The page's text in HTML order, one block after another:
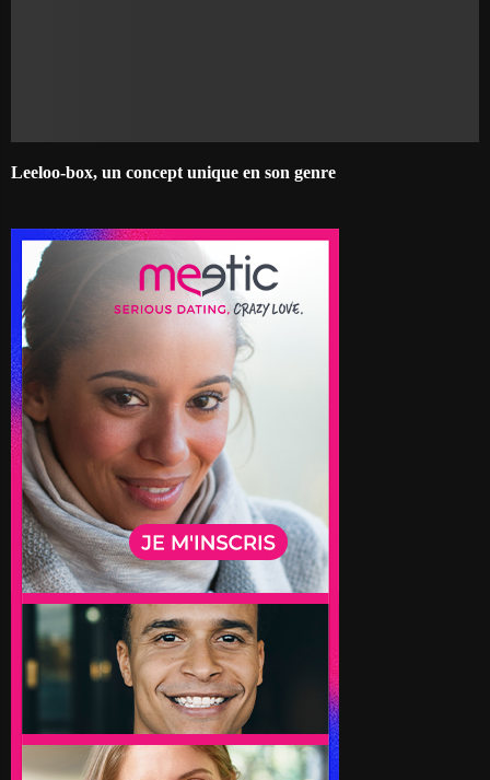
Leeloo-box, un concept unique en son genre